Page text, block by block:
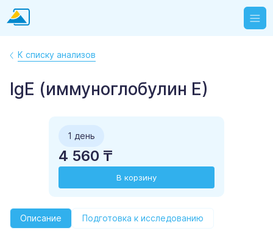
К списку анализов
IgЕ (иммуноглобулин Е)
1 день
4 560 ₸
В корзину
Описание Подготовка к исследованию